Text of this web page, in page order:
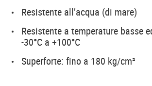
Resistente all’acqua (di mare)
Resistente a temperature basse
-30°C a +100°C
Superforte: fino a 180 kg/cm²